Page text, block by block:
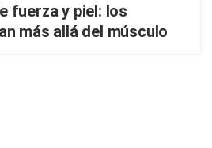
fuerza y piel: los
más allá del músculo